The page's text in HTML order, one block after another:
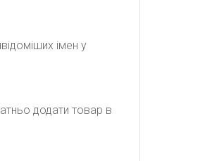
імен у
додати товар в